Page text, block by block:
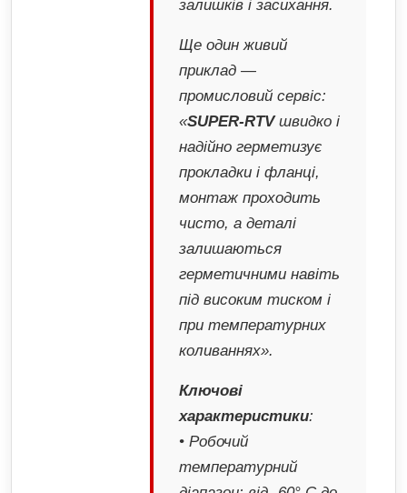
залишків і засихання.
Ще один живий
приклад —
промисловий сервіс:
«SUPER-RTVшвидко і
надійно герметизує
прокладки і фланці,
монтаж проходить
чисто, а деталі
залишаються
герметичними навіть
під високим тиском і
при температурних
коливаннях».
Ключові
характеристики:
• Робочий
температурний